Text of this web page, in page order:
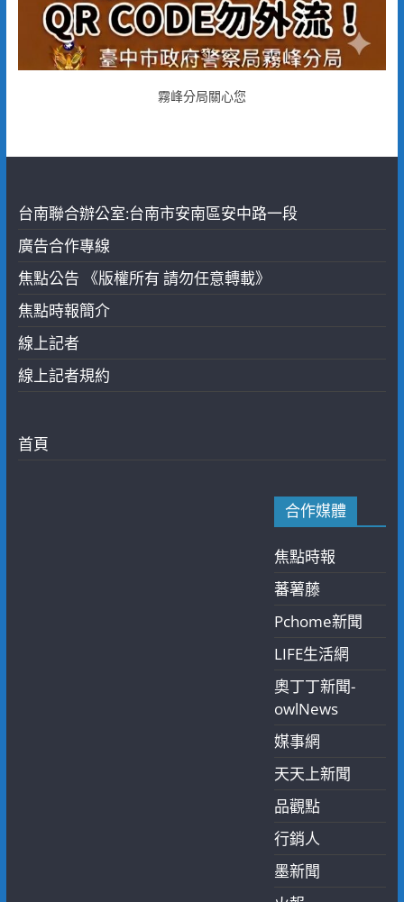
霧峰分局關心您
台南聯合辦公室:台南市安南區安中路一段
廣告合作專線
焦點公告 《版權所有 請勿任意轉載》
焦點時報簡介
線上記者
線上記者規約
首頁
合作媒體
焦點時報
蕃薯藤
Pchome新聞
LIFE生活網
奧丁丁新聞-
owlNews
媒事網
天天上新聞
品觀點
行銷人
墨新聞